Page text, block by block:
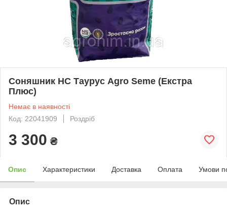
Соняшник НС Таурус Agro Seme (Екстра
Плюс)
Немає в наявності
Код: 22041909
Роздріб
3 300 ₴
Опис Характеристики Доставка Оплата Умови
Опис